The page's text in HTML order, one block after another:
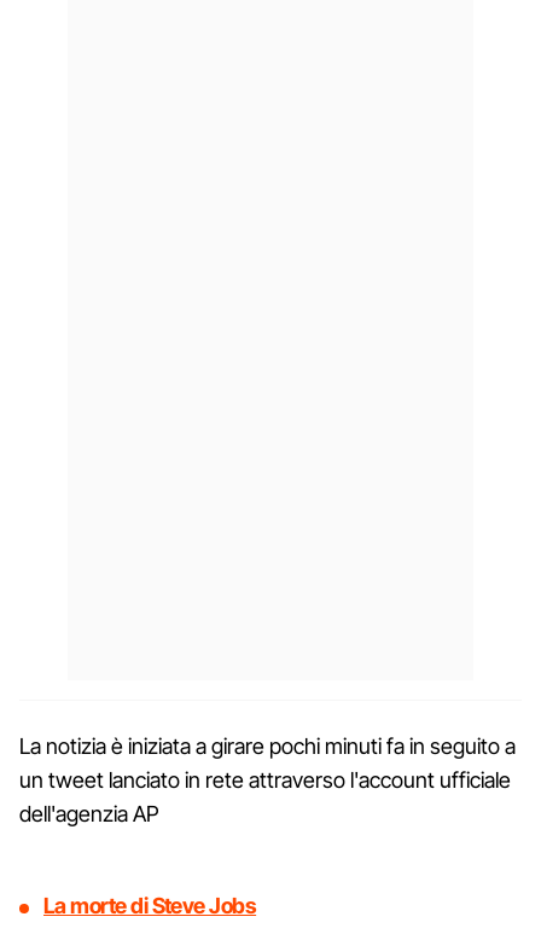
La notizia è iniziata a girare pochi minuti fa in seguito a
un tweet lanciato in rete attraverso l'account ufficiale
dell'agenzia AP
La morte di Steve Jobs